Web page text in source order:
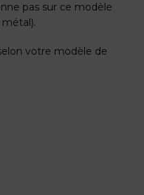
pas sur ce modèle
votre modèle de